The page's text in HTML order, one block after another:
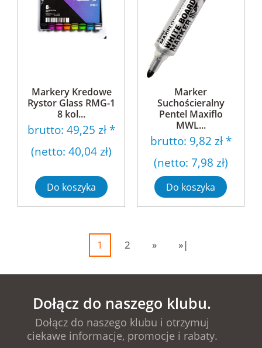
Markery Kredowe
Rystor Glass RMG-1
8 kol...
brutto: 49,25 zł *
(netto: 40,04 zł)
Do koszyka
Marker
Suchościeralny
Pentel Maxiflo
MWL...
brutto: 9,82 zł*
(netto: 7,98 zł)
Do koszyka
1 2 » »|
Dołącz do naszego klubu.
Dołącz do naszego klubu i otrzymuj
ciekawe informacje, promocje i rabaty.